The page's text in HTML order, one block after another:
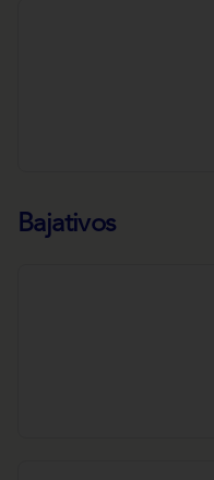
Bajativos